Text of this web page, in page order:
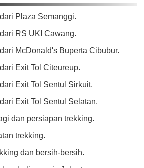
Plaza Semanggi.
RS UKI Cawang.
McDonald's Buperta Cibubur.
Exit Tol Citeureup.
Exit Tol Sentul Sirkuit.
Exit Tol Sentul Selatan.
dan persiapan trekking.
trekking.
dan bersih-bersih.